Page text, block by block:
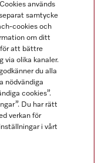
används
samtycke
cookies och
om ditt
för att bättre
via olika kanaler.
du alla
nödvändiga
cookies”.
Du har rätt
verkan för
i vårt